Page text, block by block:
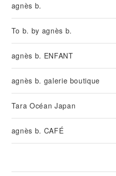
agnès b.
To b. by agnès b.
agnès b. ENFANT
agnès b. galerie boutique
Tara Océan Japan
agnès b. CAFÉ